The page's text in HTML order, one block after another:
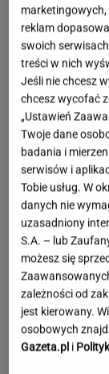
reklam
swoich
treści w nich
Jeśli nie chcesz
chcesz wycofać
„Ustawień
Twoje dane
badania i
serwisów i
Tobie usług. W
danych nie
uzasadniony
S.A. – lub
możesz się
zależności od
jest kierowany.
osobowych
Gazeta.pl i